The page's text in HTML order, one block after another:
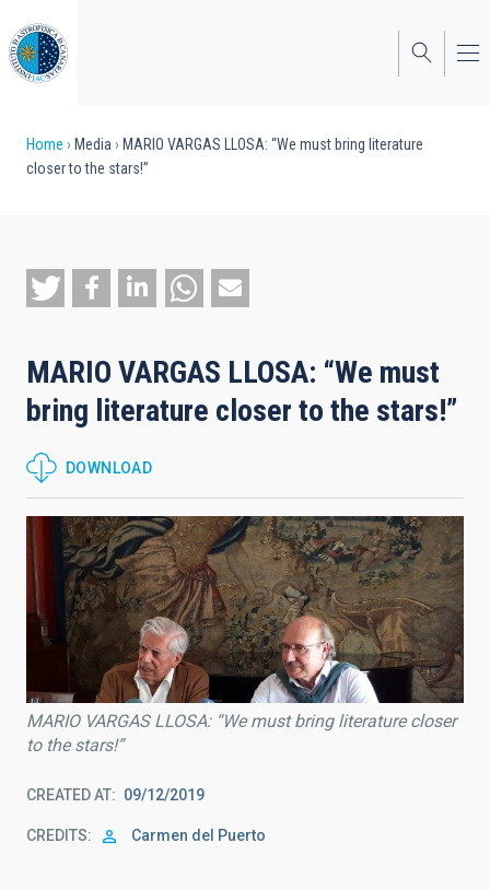
to
main
content
Breadcrumb
Home Media
MARIO VARGAS LLOSA: “We must bring literature
closer to the stars!”
MARIO VARGAS LLOSA: “We must
bring literature closer to the stars!”
DOWNLOAD
MARIO VARGAS LLOSA: “We must bring literature closer
to the stars!”
CREATED AT 09/12/2019
CREDITS Carmen del Puerto